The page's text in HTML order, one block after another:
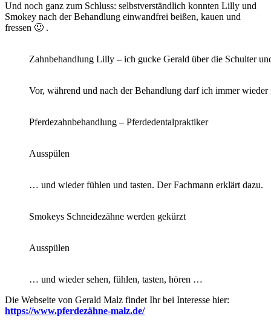
Und noch ganz zum Schluss: selbstverständlich konnten Lilly und
Smokey nach der Behandlung einwandfrei beißen, kauen und
fressen 🙂 .
Zahnbehandlung Lilly – ich gucke Gerald über die Schulter
Vor, während und nach der Behandlung darf ich immer
Pferdezahnbehandlung – Pferdedentalpraktiker
Ausspülen
… und wieder fühlen und tasten. Der Fachmann erklärt dazu.
Smokeys Schneidezähne werden gekürzt
Ausspülen
… und wieder sehen, fühlen, tasten, hören …
Die Webseite von Gerald Malz findet Ihr bei Interesse hier:
https://www.pferdezähne-malz.de/